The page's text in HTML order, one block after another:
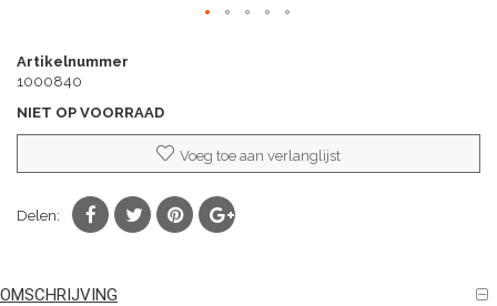
naar
het
van
de
gallerij
Artikelnummer
1000840
NIET OP VOORRAAD
Voeg toe aan verlanglijst
Delen:
OMSCHRIJVING